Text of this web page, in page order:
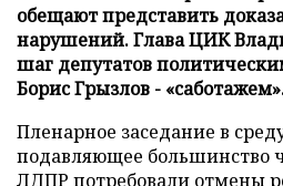
обещают представить
нарушений. Глава ЦИК
шаг депутатов
Борис Грызлов -
Пленарное заседание в
подавляющее большинство
ЛДПР потребовали отмены